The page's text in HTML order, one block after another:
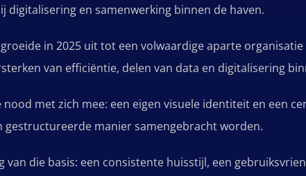
digitalisering en samenwerking binnen de haven.
in 2025 uit tot een volwaardige aparte
van efficiëntie, delen van data en digitalisering
met zich mee: een eigen visuele identiteit en een
gestructureerde manier samengebracht worden.
die basis: een consistente huisstijl, een